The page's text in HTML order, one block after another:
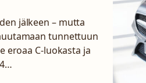
jälkeen – mutta
tunnettuun
eroaa C-luokasta ja